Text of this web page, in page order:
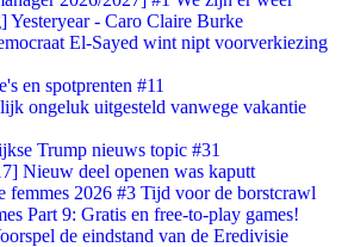
Yesteryear - Caro Claire Burke
El-Sayed wint nipt voorverkiezing
en spotprenten #11
ongeluk uitgesteld vanwege vakantie
Trump nieuws topic #31
Nieuw deel openen was kaputt
femmes 2026 #3 Tijd voor de borstcrawl
Part 9: Gratis en free-to-play games!
de eindstand van de Eredivisie